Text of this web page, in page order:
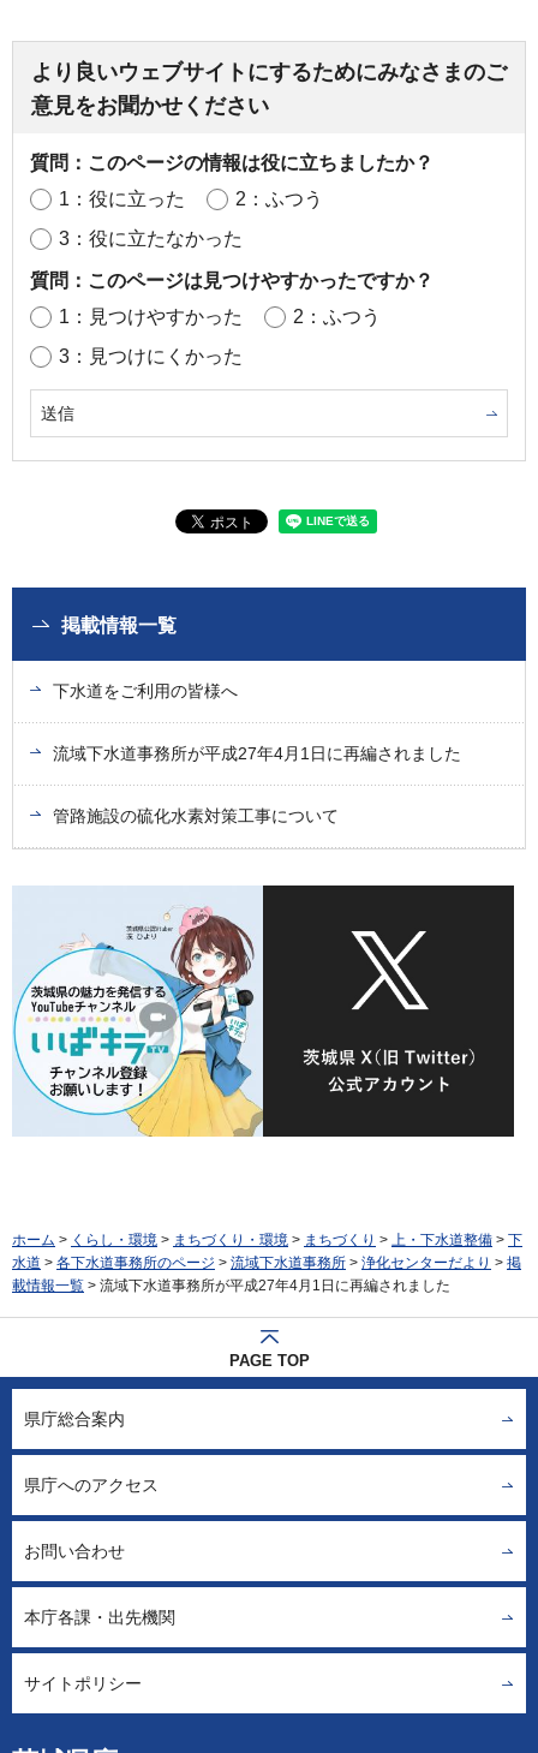
より良いウェブサイトにするためにみなさまのご
意見をお聞かせください
質問：このページの情報は役に立ちましたか？
1：役に立った
2：ふつう
3：役に立たなかった
質問：このページは見つけやすかったですか？
1：見つけやすかった
2：ふつう
3：見つけにくかった
掲載情報一覧
下水道をご利用の皆様へ
流域下水道事務所が平成27年4月1日に再編されました
管路施設の硫化水素対策工事について
ホーム > くらし・環境 > まちづくり・環境 > まちづくり > 上・下水道整備 > 下
水道 > 各下水道事務所のページ > 流域下水道事務所 > 浄化センターだより > 掲
載情報一覧 > 流域下水道事務所が平成27年4月1日に再編されました
PAGE TOP
県庁総合案内
県庁へのアクセス
お問い合わせ
本庁各課・出先機関
サイトポリシー